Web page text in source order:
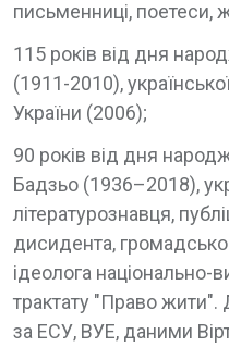
письменниці, поетеси,
115 років від дня
(1911-2010),
України (2006);
90 років від дня
Бадзьо (1936–2018),
літературознавця,
дисидента,
ідеолога національно-
трактату "Право
за ЕСУ, ВУЕ, даними